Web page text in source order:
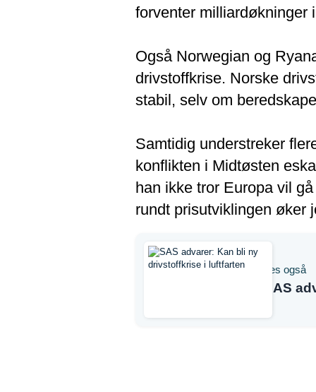
forventer milliardøkninger
Også Norwegian og
drivstoffkrise. Norske
stabil, selv om
Samtidig understreker
konflikten i Midtøsten
han ikke tror Europa vil
rundt prisutviklingen øker
Les også
SAS